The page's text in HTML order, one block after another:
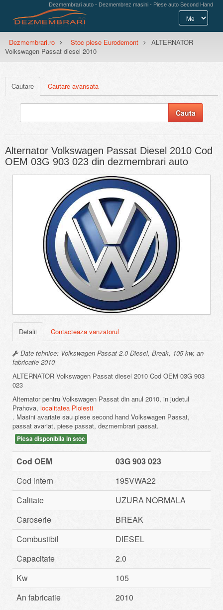
Dezmembrari auto - Dezmembrez masini - Piese auto Second Hand
Dezmembrari.ro Stoc piese Eurodemont
ALTERNATOR
Volkswagen Passat diesel 2010
Cautare Cautare avansata
Alternator Volkswagen Passat Diesel 2010 Cod
OEM 03G 903 023 din dezmembrari auto
Detalii Contacteaza vanzatorul
Date tehnice: Volkswagen Passat 2.0 Diesel, Break, 105 kw, an
fabricatie 2010
ALTERNATOR Volkswagen Passat diesel 2010 Cod OEM 03G 903
023
Alternator pentru Volkswagen Passat din anul 2010, in judetul
Prahova, localitatea Ploiesti
. Masini avariate sau piese second hand Volkswagen Passat,
passat avariat, piese passat, dezmembrari passat.
Piesa disponibila in stoc
Cod OEM
03G 903 023
Cod intern
195VWA22
Calitate
UZURA NORMALA
Caroserie
BREAK
Combustibil
DIESEL
Capacitate
2.0
Kw
105
An fabricatie
2010